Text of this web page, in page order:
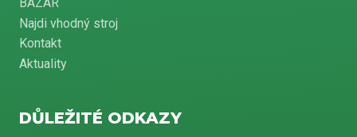
Najdi vhodný stroj
Kontakt
Aktuality
DŮLEŽITÉ ODKAZY